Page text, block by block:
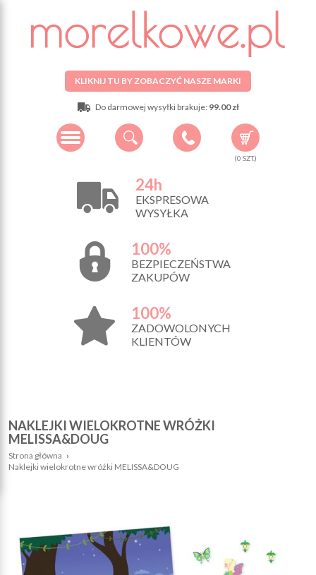
KLIKNIJ TU BY ZOBACZYĆ NASZE MARKI
Do darmowej wysyłki brakuje: 99.00 zł
(0 SZT.)
24h
EKSPRESOWA
WYSYŁKA
100%
BEZPIECZEŃSTWA
ZAKUPÓW
100%
ZADOWOLONYCH
KLIENTÓW
NAKLEJKI WIELOKROTNE WRÓŻKI
MELISSA&DOUG
Strona główna ›
Naklejki wielokrotne wróżki MELISSA&DOUG